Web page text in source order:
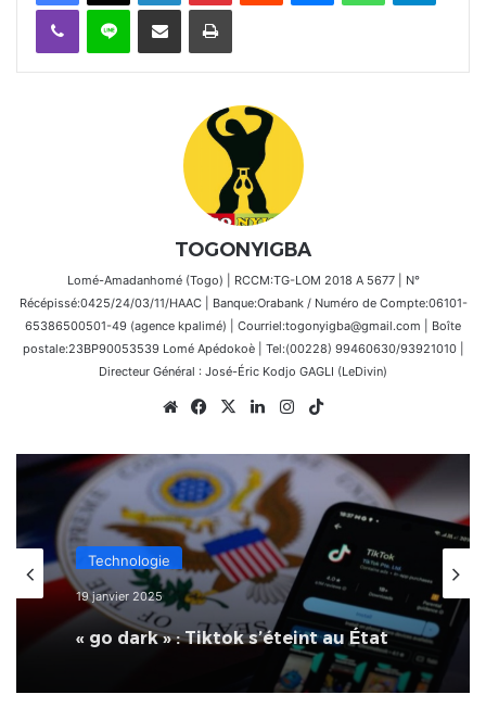
Viber Ligne Partager par email Imprimer
TOGONYIGBA
Lomé-Amadanhomé (Togo) | RCCM:TG-LOM 2018 A 5677 | N°
Récépissé:0425/24/03/11/HAAC | Banque:Orabank / Numéro de Compte:06101-
65386500501-49 (agence kpalimé) | Courriel:togonyigba@gmail.com | Boîte
postale:23BP90053539 Lomé Apédokoè | Tel:(00228) 99460630/93921010 |
Directeur Général : José-Éric Kodjo GAGLI (LeDivin)
WebsiteFacebook
X LinkedinInstagram
Technologie
19 janvier 2025
« go dark » : Tiktok s’éteint au État
Unis